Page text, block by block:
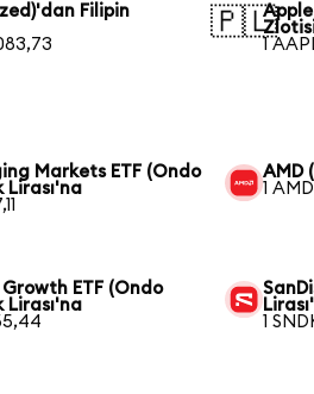
Filipin
🇵🇱
1
Markets ETF (Ondo
Lirası'na
AMD
1
Growth ETF (Ondo
Lirası'na
1